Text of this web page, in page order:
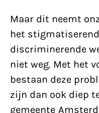
Maar dit neemt
het
discriminerende
niet weg. Met het
bestaan deze
zijn dan ook diep
gemeente